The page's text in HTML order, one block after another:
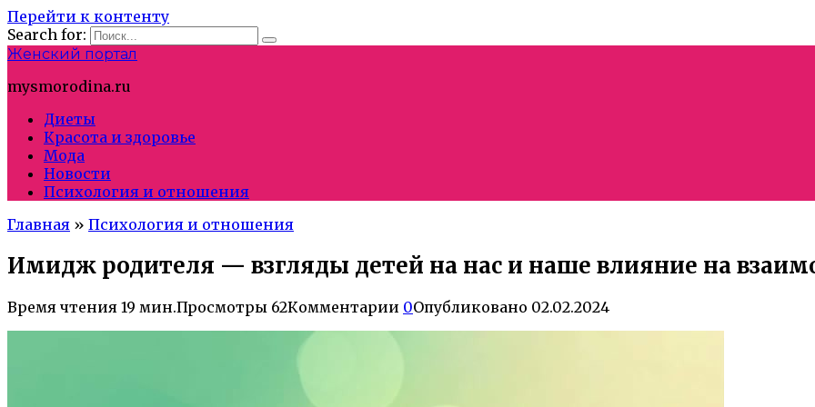
Перейти к контенту
Search for:
Женский портал
mysmorodina.ru
Диеты
Красота и здоровье
Мода
Новости
Психология и отношения
Главная » Психология и отношения
Имидж родителя — взгляды детей на нас и наше влияние на
Время чтения 19 мин.Просмотры 62Комментарии 0Опубликовано 02.02.2024